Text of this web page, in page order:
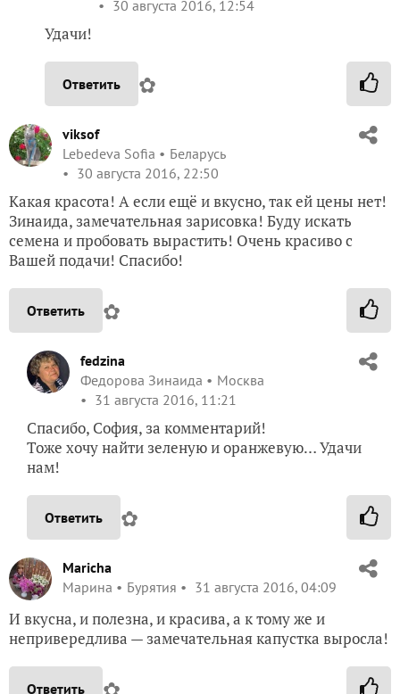
30 августа 2016, 12:54
Удачи!
Ответить ✿
viksof
Lebedeva Sofia
Беларусь
30 августа 2016, 22:50
Какая красота! А если ещё и вкусно, так ей цены нет!
Зинаида, замечательная зарисовка! Буду искать
семена и пробовать вырастить! Очень красиво с
Вашей подачи! Спасибо!
Ответить ✿
fedzina
Федорова Зинаида
Москва
31 августа 2016, 11:21
Спасибо, София, за комментарий!
Тоже хочу найти зеленую и оранжевую… Удачи
нам!
Ответить ✿
Maricha
Марина
Бурятия 31 августа 2016, 04:09
И вкусна, и полезна, и красива, а к тому же и
непривередлива — замечательная капустка выросла!
Ответить